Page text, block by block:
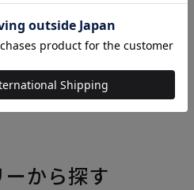
刺し子 クロス方眼
¥572
ーから探す